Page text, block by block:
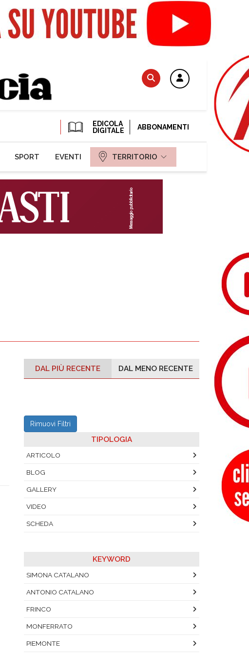
EDICOLA
DIGITALE
ABBONAMENTI
SPORT EVENTI TERRITORIO
DAL PIÙ RECENTE DAL MENO RECENTE
Rimuovi Filtri
TIPOLOGIA
ARTICOLO
BLOG
GALLERY
VIDEO
SCHEDA
KEYWORD
SIMONA CATALANO
ANTONIO CATALANO
FRINCO
MONFERRATO
PIEMONTE